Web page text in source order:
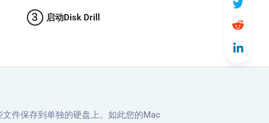
3 启动Disk Drill
件保存到单独的硬盘上。如此您的Mac